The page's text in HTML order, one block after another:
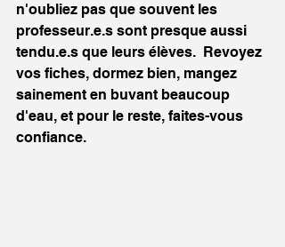
n'oubliez pas que souvent les
professeur.e.s sont presque aussi
tendu.e.s que leurs élèves.  Revoyez
vos fiches, dormez bien, mangez
sainement en buvant beaucoup
d'eau, et pour le reste, faites-vous
confiance.